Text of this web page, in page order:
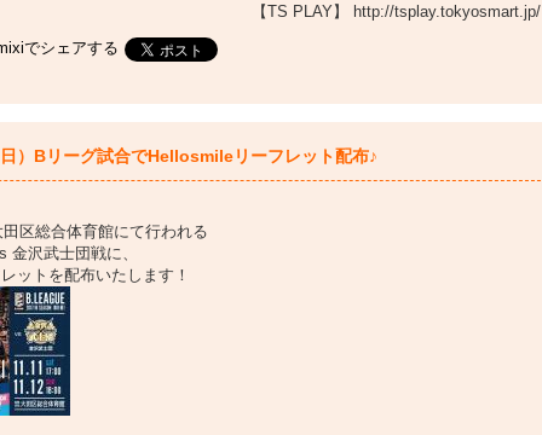
【TS PLAY】 http://tsplay.tokyosmart.jp/
でシェアする
）Bリーグ試合でHellosmileリーフレット配布♪
区総合体育館にて行われる
金沢武士団戦に、
ットを配布いたします！